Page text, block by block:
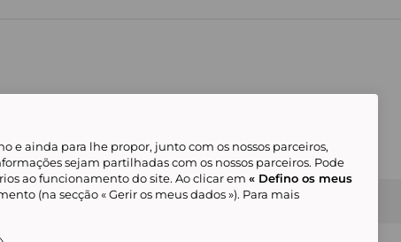
Gerir os meus cookies
Condições Gerais
e ainda para lhe propor, junto com os nossos parceiros,
sejam partilhadas com os nossos parceiros. Pode
ao funcionamento do site. Ao clicar em « Defino os meus
(na secção « Gerir os meus dados »). Para mais